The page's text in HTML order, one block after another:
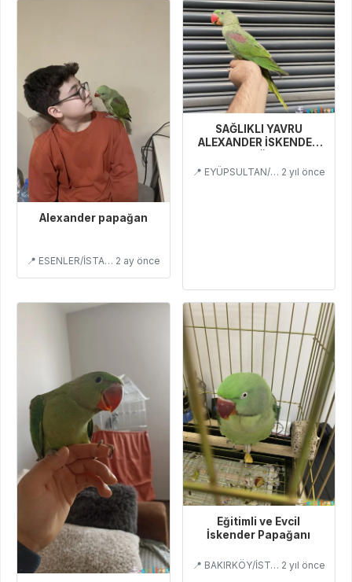
Alexander papağan
📍 ESENLER/İSTANBUL 2 ay önce
SAĞLIKLI YAVRU
ALEXANDER İSKENDER
📍 EYÜPSULTAN/İSTANBUL 2 yıl önce
Eğitimli ve Evcil
İskender Papağanı
📍 BAKIRKÖY/İSTANBUL 2 yıl önce